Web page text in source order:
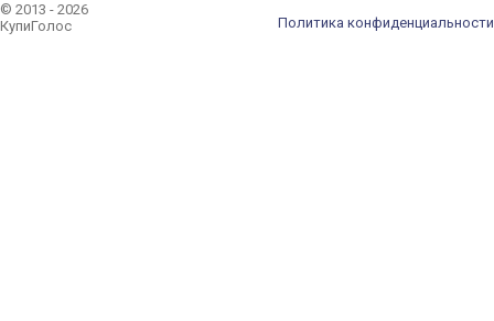
© 2013 - 2026
КупиГолос
Политика конфиденциальности